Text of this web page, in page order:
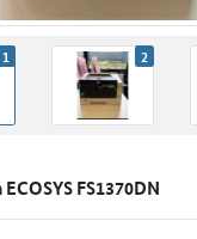
1 2
FS1370DN